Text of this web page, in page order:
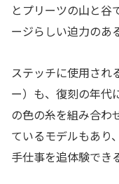
とプリーツの山と谷
ージらしい迫力のあ
ステッチに使用され
ー）も、復刻の年代
の色の糸を組み合わ
ているモデルもあり
手仕事を追体験でき